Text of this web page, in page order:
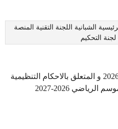
الشبانية اللجنة التقنية
المنصة
لجنة التحكيم
المنشور 79 المؤرخ في 8 جوان 2026 و المتعلق بالاحكام التنظيمية
2026-2027